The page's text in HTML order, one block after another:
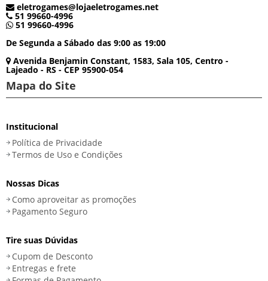
eletrogames@lojaeletrogames.net
51 99660-4996
51 99660-4996
De Segunda a Sábado das 9:00 as 19:00
Avenida Benjamin Constant, 1583, Sala 105, Centro -
Lajeado - RS - CEP 95900-054
Mapa do Site
Institucional
Política de Privacidade
Termos de Uso e Condições
Nossas Dicas
Como aproveitar as promoções
Pagamento Seguro
Tire suas Dúvidas
Cupom de Desconto
Entregas e frete